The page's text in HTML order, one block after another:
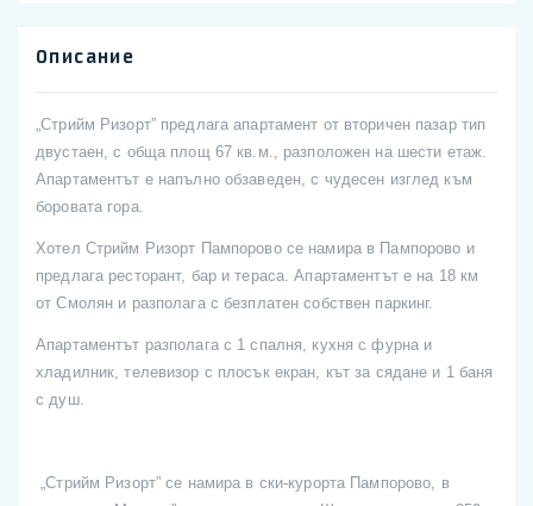
Описание
„Стрийм Ризорт” предлага апартамент от вторичен пазар тип
двустаен, с обща площ 67 кв.м., разположен на шести етаж.
Апартаментът е напълно обзаведен, с чудесен изглед към
боровата гора.
Хотел Стрийм Ризорт Пампорово се намира в Пампорово и
предлага ресторант, бар и тераса. Апартаментът е на 18 км
от Смолян и разполага с безплатен собствен паркинг.
Апартаментът разполага с 1 спалня, кухня с фурна и
хладилник, телевизор с плосък екран, кът за сядане и 1 баня
с душ.
„Стрийм Ризорт” се намира в ски-курорта Пампорово, в